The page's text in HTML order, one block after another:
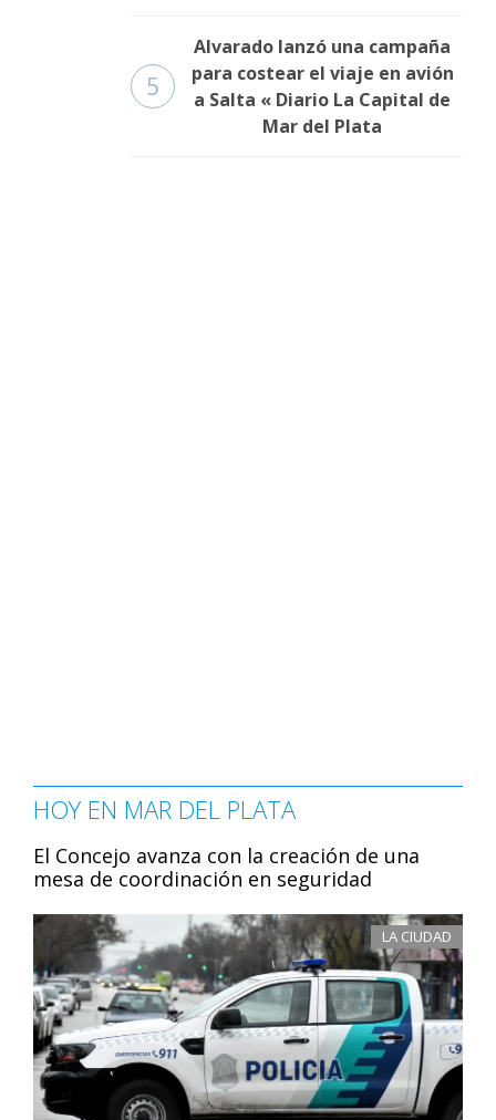
5
Alvarado lanzó una campaña
para costear el viaje en avión
a Salta « Diario La Capital de
Mar del Plata
HOY EN MAR DEL PLATA
El Concejo avanza con la creación de una
mesa de coordinación en seguridad
LA CIUDAD